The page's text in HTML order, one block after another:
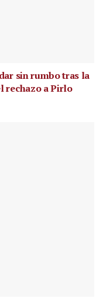
sin rumbo tras la
rechazo a Pirlo